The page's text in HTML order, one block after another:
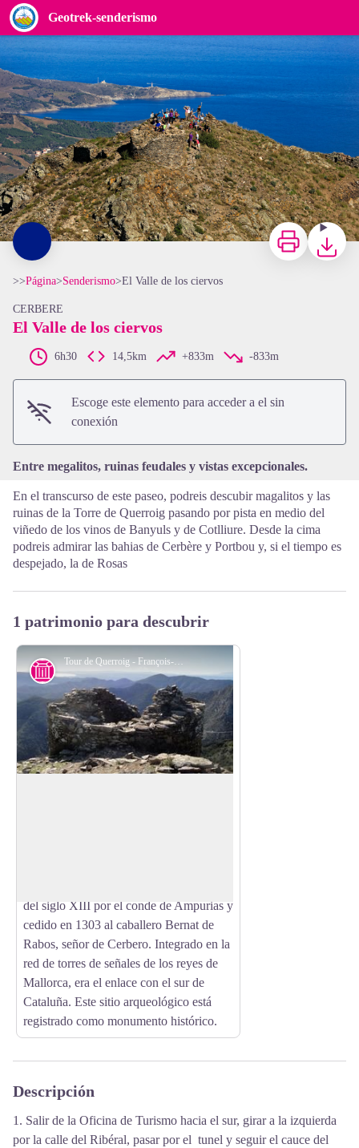
Geotrek-senderismo
El Valle de los ciervos
Frédéric Hédelin
ImprimirBajar
>>Página>Senderismo>El Valle de los ciervos
CERBERE
El Valle de los ciervos
6h30 14,5km +833m -833m
Escoge este elemento para acceder a el sin
conexión
Entre megalitos, ruinas feudales y vistas excepcionales.
En el transcurso de este paseo, podreis descubir magalitos y las
ruinas de la Torre de Querroig pasando por pista en medio del
viñedo de los vinos de Banyuls y de Cotlliure. Desde la cima
podreis admirar las bahias de Cerbère y Portbou y, si el tiempo es
despejado, la de Rosas
1 patrimonio para descubrir
Tour de Querroig - François-Xavier Hallé
Historia
del siglo XIII por el conde de Ampurias y
cedido en 1303 al caballero Bernat de
Rabos, señor de Cerbero. Integrado en la
red de torres de señales de los reyes de
Mallorca, era el enlace con el sur de
Cataluña. Este sitio arqueológico está
registrado como monumento histórico.
Descripción
1. Salir de la Oficina de Turismo hacia el sur, girar a la izquierda
por la calle del Ribéral, pasar por el tunel y seguir el cauce del